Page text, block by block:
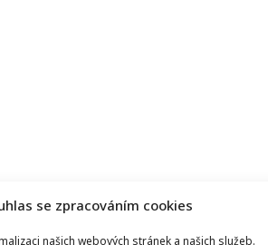
se zpracováním cookies
našich webových stránek a našich služeb.